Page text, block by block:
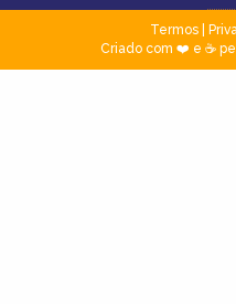
Termos|
Criado com ❤️ e ☕